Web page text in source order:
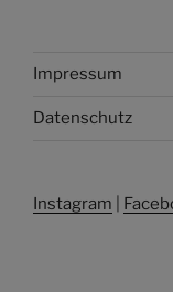
Impressum
Datenschutz
Instagram